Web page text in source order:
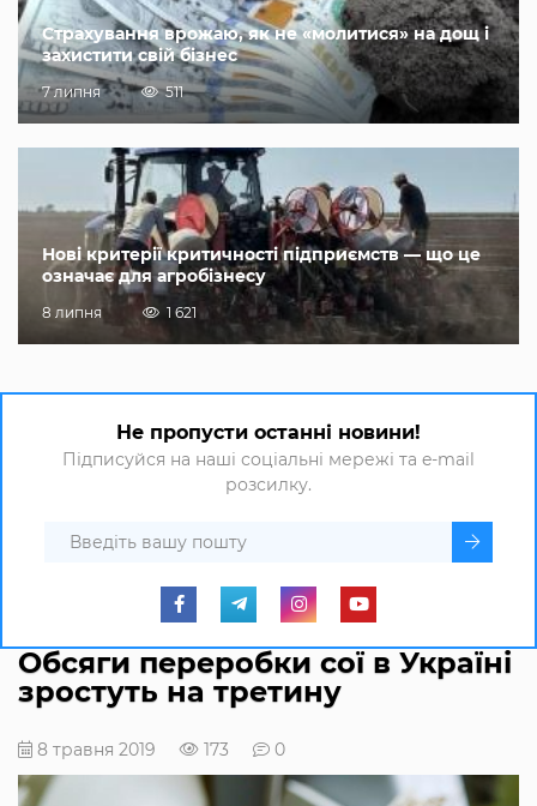
Страхування врожаю, як не «молитися» на дощ і
захистити свій бізнес
7 липня 511
Нові критерії критичності підприємств — що це
означає для агробізнесу
8 липня 1 621
Не пропусти останні новини!
Підписуйся на наші соціальні мережі та e-mail
розсилку.
Обсяги переробки сої в Україні
зростуть на третину
8 травня 2019 173 0